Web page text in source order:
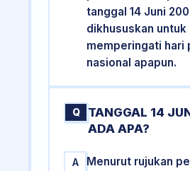
tanggal 14 Juni
dikhususkan untuk
memperingati hari
nasional apapun.
Q
TANGGAL 14
ADA APA?
A
Menurut rujukan